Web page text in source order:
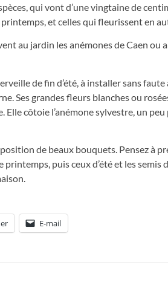
qui vont d’une vingtaine de
et celles qui fleurissent en
au jardin les anémones de Caen ou
de fin d’été, à installer sans
Ses grandes fleurs blanches ou
côtoie l’anémone sylvestre, un
de beaux bouquets. Pensez à
puis ceux d’été et les semis
E-mail